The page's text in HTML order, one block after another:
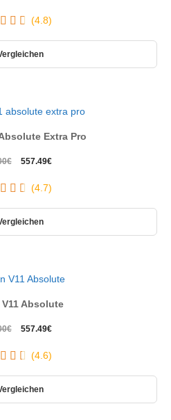
(4.8)
Extra Pro
€
Ursprünglicher
war:
557.49€Aktueller
(4.7)
Absolute
€
Ursprünglicher
war:
557.49€Aktueller
(4.6)